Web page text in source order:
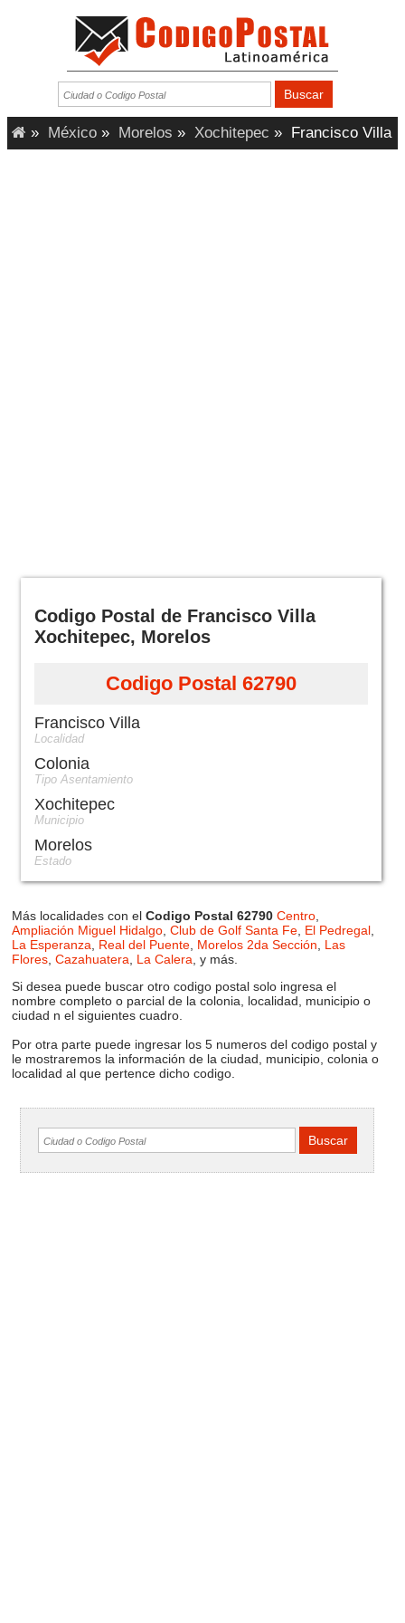
» México » Morelos » Xochitepec » Francisco Villa
Codigo Postal de Francisco Villa
Xochitepec, Morelos
Codigo Postal 62790
Francisco Villa
Localidad
Colonia
Tipo Asentamiento
Xochitepec
Municipio
Morelos
Estado
Más localidades con el Codigo Postal 62790 Centro
Ampliación Miguel Hidalgo Club de Golf Santa Fe El Pedregal
La Esperanza
Real del Puente Morelos 2da Sección
Las
Flores Cazahuatera La Calera , y más.
Si desea puede buscar otro codigo postal solo ingresa el
nombre completo o parcial de la colonia, localidad, municipio o
ciudad n el siguientes cuadro.
Por otra parte puede ingresar los 5 numeros del codigo postal y
le mostraremos la información de la ciudad, municipio, colonia o
localidad al que pertence dicho codigo.